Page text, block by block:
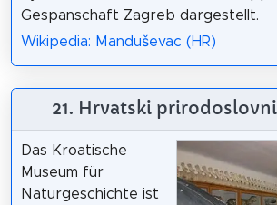
Gespanschaft Zagreb dargestellt.
Wikipedia: Manduševac (HR)
21. Hrvatski
Das Kroatische
Museum für
Naturgeschichte ist